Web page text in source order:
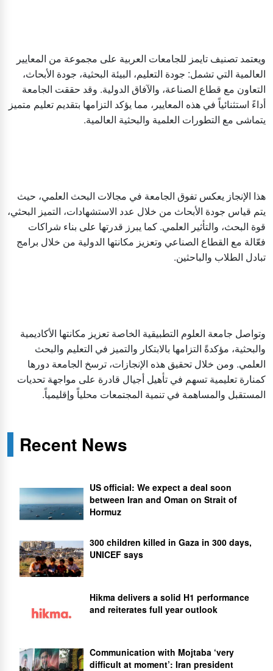
ويعتمد تصنيف تايمز للجامعات العربية على مجموعة من المعايير
العالمية التي تشمل: جودة التعليم، البيئة البحثية، جودة الأبحاث،
التعاون مع قطاع الصناعة، والآفاق الدولية. وقد حققت الجامعة
أداءً استثنائياً في هذه المعايير، مما يؤكد التزامها بتقديم تعليم متميز
يتماشى مع التطورات العلمية والبحثية العالمية.
هذا الإنجاز يعكس تفوق الجامعة في مجالات البحث العلمي، حيث
يتم قياس جودة الأبحاث من خلال عدد الاستشهادات، التميز البحثي،
قوة البحث، والتأثير العلمي. كما يبرز قدرتها على بناء شراكات
فعّالة مع القطاع الصناعي وتعزيز مكانتها الدولية من خلال برامج
تبادل الطلاب والباحثين.
وتواصل جامعة العلوم التطبيقية الخاصة تعزيز مكانتها الأكاديمية
والبحثية، مؤكدةً التزامها بالابتكار والتميز في التعليم والبحث
العلمي. ومن خلال تحقيق هذه الإنجازات، ترسخ الجامعة دورها
كمنارة تعليمية تسهم في تأهيل أجيال قادرة على مواجهة تحديات
المستقبل والمساهمة في تنمية المجتمعات محلياً وإقليمياً.
Recent News
US official: We expect a deal soon
between Iran and Oman on Strait of
Hormuz
300 children killed in Gaza in 300 days,
UNICEF says
Hikma delivers a solid H1 performance
and reiterates full year outlook
Communication with Mojtaba ‘very
difficult at moment’: Iran president